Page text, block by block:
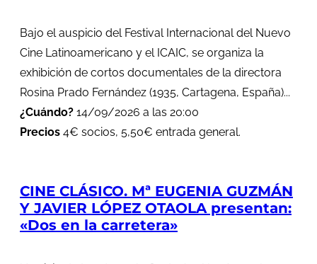
Bajo el auspicio del Festival Internacional del Nuevo
Cine Latinoamericano y el ICAIC, se organiza la
exhibición de cortos documentales de la directora
Rosina Prado Fernández (1935, Cartagena, España)...
¿Cuándo? 14/09/2026 a las 20:00
Precios 4€ socios, 5,50€ entrada general.
CINE CLÁSICO. Mª EUGENIA GUZMÁN
Y JAVIER LÓPEZ OTAOLA presentan:
«Dos en la carretera»